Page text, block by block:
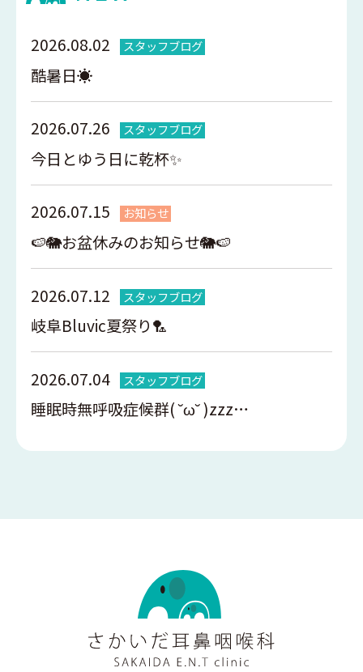
2026.08.02 スタッフブログ
酷暑日☀️
2026.07.26 スタッフブログ
今日とゆう日に乾杯✨
2026.07.15 お知らせ
🍉🐘お盆休みのお知らせ🐘🍉
2026.07.12 スタッフブログ
岐阜Bluvic夏祭り🏸
2026.07.04 スタッフブログ
睡眠時無呼吸症候群( ˘ω˘ )zzz…